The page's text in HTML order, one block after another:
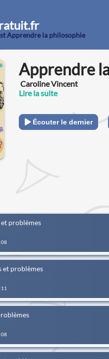
Apprendre la philosophie
Apprendre
Caroline Vincent
Lire la suite
Écouter le dernier
problèmes
et problèmes